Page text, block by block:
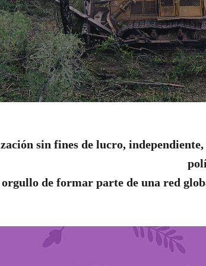
sin fines de lucro,
de formar parte de una red